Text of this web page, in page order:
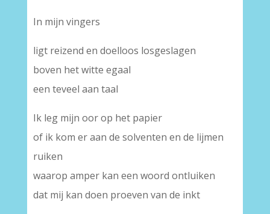
In mijn vingers
ligt reizend en doelloos losgeslagen
boven het witte egaal
een teveel aan taal
Ik leg mijn oor op het papier
of ik kom er aan de solventen en de lijmen
ruiken
waarop amper kan een woord ontluiken
dat mij kan doen proeven van de inkt